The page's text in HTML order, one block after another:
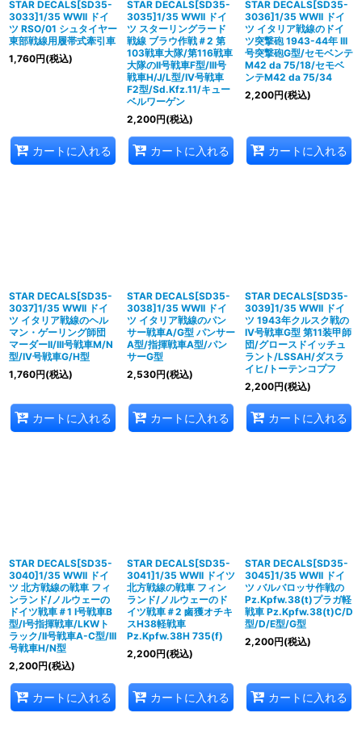
STAR DECALS[SD35-
3033]1/35 WWII ドイ
ツ RSO/01 シュタイヤー
東部戦線用履帯式牽引車
1,760円(税込)
カートに入れる
STAR DECALS[SD35-
3035]1/35 WWII ドイ
ツ スターリングラード
戦線 ブラウ作戦＃2 第
103戦車大隊/第116戦車
大隊のII号戦車F型/III号
戦車H/J/L型/IV号戦車
F2型/Sd.Kfz.11/キュー
ベルワーゲン
2,200円(税込)
カートに入れる
STAR DECALS[SD35-
3036]1/35 WWII ドイ
ツ イタリア戦線のドイ
ツ突撃砲 1943-44年 III
号突撃砲G型/セモベンテ
M42 da 75/18/セモベ
ンテM42 da 75/34
2,200円(税込)
カートに入れる
STAR DECALS[SD35-
3037]1/35 WWII ドイ
ツ イタリア戦線のヘル
マン・ゲーリング師団
マーダーII/III号戦車M/N
型/IV号戦車G/H型
1,760円(税込)
カートに入れる
STAR DECALS[SD35-
3038]1/35 WWII ドイ
ツ イタリア戦線のパン
サー戦車A/G型 パンサー
A型/指揮戦車A型/パン
サーG型
2,530円(税込)
カートに入れる
STAR DECALS[SD35-
3039]1/35 WWII ドイ
ツ 1943年クルスク戦の
IV号戦車G型 第11装甲師
団/グロースドイッチュ
ラント/LSSAH/ダスラ
イヒ/トーテンコプフ
2,200円(税込)
カートに入れる
STAR DECALS[SD35-
3040]1/35 WWII ドイ
ツ 北方戦線の戦車 フィ
ンランド/ノルウェーの
ドイツ戦車＃1 I号戦車B
型/I号指揮戦車/LKWト
ラック/II号戦車A-C型/III
号戦車H/N型
2,200円(税込)
カートに入れる
STAR DECALS[SD35-
3041]1/35 WWII ドイツ
北方戦線の戦車 フィン
ランド/ノルウェーのド
イツ戦車＃2 鹵獲オチキ
スH38軽戦車
Pz.Kpfw.38H 735(f)
2,200円(税込)
カートに入れる
STAR DECALS[SD35-
3045]1/35 WWII ドイ
ツ バルバロッサ作戦の
Pz.Kpfw.38(t)プラガ軽
戦車 Pz.Kpfw.38(t)C/D
型/D/E型/G型
2,200円(税込)
カートに入れる